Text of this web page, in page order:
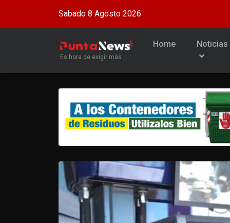
Sabado 8 Agosto 2026
Es hora de exigir más
Home Noticias